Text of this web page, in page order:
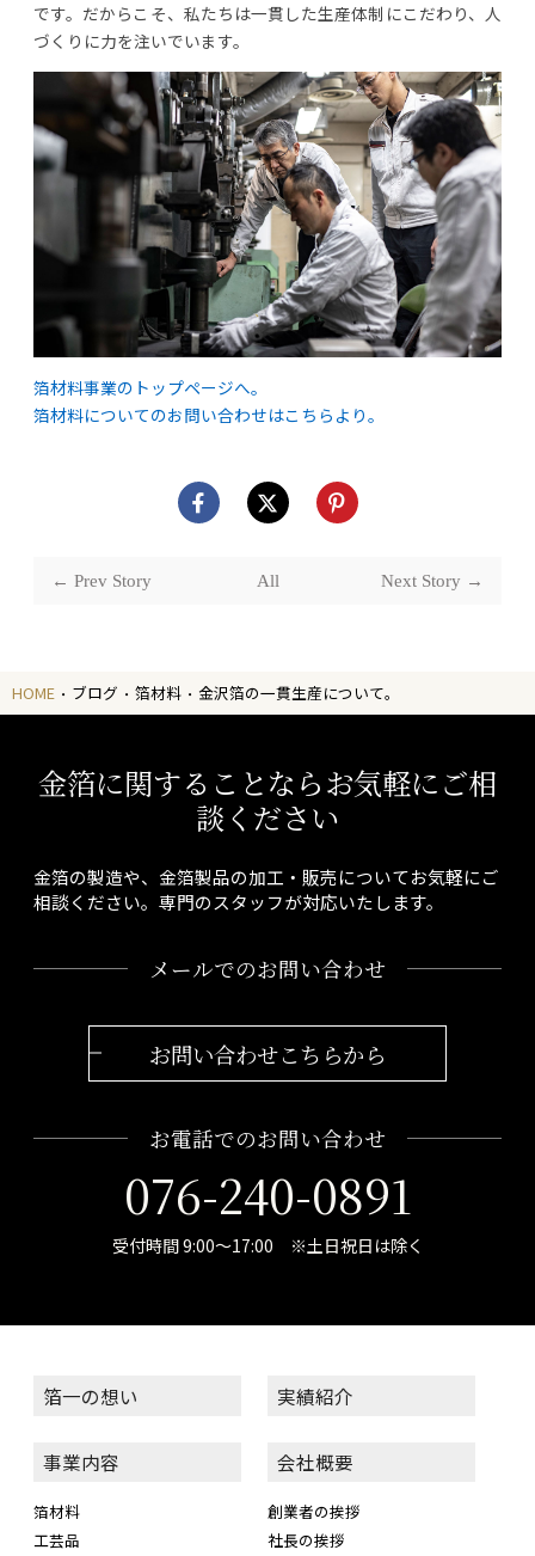
です。だからこそ、私たちは一貫した生産体制にこだわり、人
づくりに力を注いでいます。
箔材料事業のトップページへ。
箔材料についてのお問い合わせはこちらより。
← Prev Story All Next Story →
HOME ブログ 箔材料 金沢箔の一貫生産について。
金箔に関することならお気軽にご相
談ください
金箔の製造や、金箔製品の加工・販売についてお気軽にご
相談ください。専門のスタッフが対応いたします。
メールでのお問い合わせ
お問い合わせこちらから
お電話でのお問い合わせ
076-240-0891
受付時間 9:00～17:00 ※土日祝日は除く
箔一の想い
事業内容
箔材料
工芸品
実績紹介
会社概要
創業者の挨拶
社長の挨拶